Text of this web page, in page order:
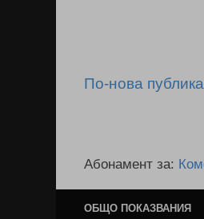
По-нова
Абонамент за:
ОБЩО ПОКАЗВАНИЯ